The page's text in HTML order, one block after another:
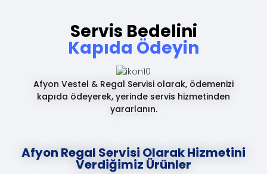
Servis Bedelini
Kapıda Ödeyin
Afyon Vestel & Regal Servisi olarak, ödemenizi
kapıda ödeyerek, yerinde servis hizmetinden
yararlanın.
Afyon Regal Servisi Olarak Hizmetini
Verdiğimiz Ürünler